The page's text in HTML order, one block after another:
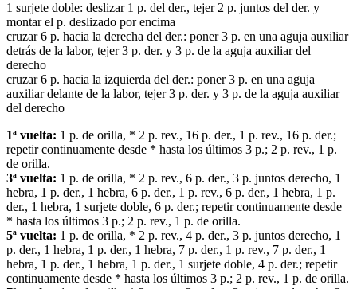
1 surjete doble: deslizar 1 p. del der., tejer 2 p. juntos del der. y
montar el p. deslizado por encima
cruzar 6 p. hacia la derecha del der.: poner 3 p. en una aguja auxiliar
detrás de la labor, tejer 3 p. der. y 3 p. de la aguja auxiliar del
derecho
cruzar 6 p. hacia la izquierda del der.: poner 3 p. en una aguja
auxiliar delante de la labor, tejer 3 p. der. y 3 p. de la aguja auxiliar
del derecho
1ª vuelta: 1 p. de orilla, * 2 p. rev., 16 p. der., 1 p. rev., 16 p. der.;
repetir continuamente desde * hasta los últimos 3 p.; 2 p. rev., 1 p.
de orilla.
3ª vuelta: 1 p. de orilla, * 2 p. rev., 6 p. der., 3 p. juntos derecho, 1
hebra, 1 p. der., 1 hebra, 6 p. der., 1 p. rev., 6 p. der., 1 hebra, 1 p.
der., 1 hebra, 1 surjete doble, 6 p. der.; repetir continuamente desde
* hasta los últimos 3 p.; 2 p. rev., 1 p. de orilla.
5ª vuelta: 1 p. de orilla, * 2 p. rev., 4 p. der., 3 p. juntos derecho, 1
p. der., 1 hebra, 1 p. der., 1 hebra, 7 p. der., 1 p. rev., 7 p. der., 1
hebra, 1 p. der., 1 hebra, 1 p. der., 1 surjete doble, 4 p. der.; repetir
continuamente desde * hasta los últimos 3 p.; 2 p. rev., 1 p. de orilla.